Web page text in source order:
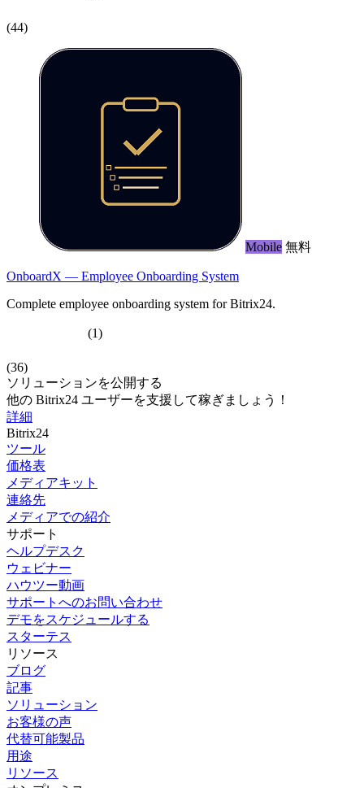
(44)
Mobile 無料
OnboardX — Employee Onboarding System
Complete employee onboarding system for Bitrix24.
(1)
(36)
ソリューションを公開する
他の Bitrix24 ユーザーを支援して稼ぎましょう！
詳細
Bitrix24
ツール
価格表
メディアキット
連絡先
メディアでの紹介
サポート
ヘルプデスク
ウェビナー
ハウツー動画
サポートへのお問い合わせ
デモをスケジュールする
スターテス
リソース
ブログ
記事
ソリューション
お客様の声
代替可能製品
用途
リソース